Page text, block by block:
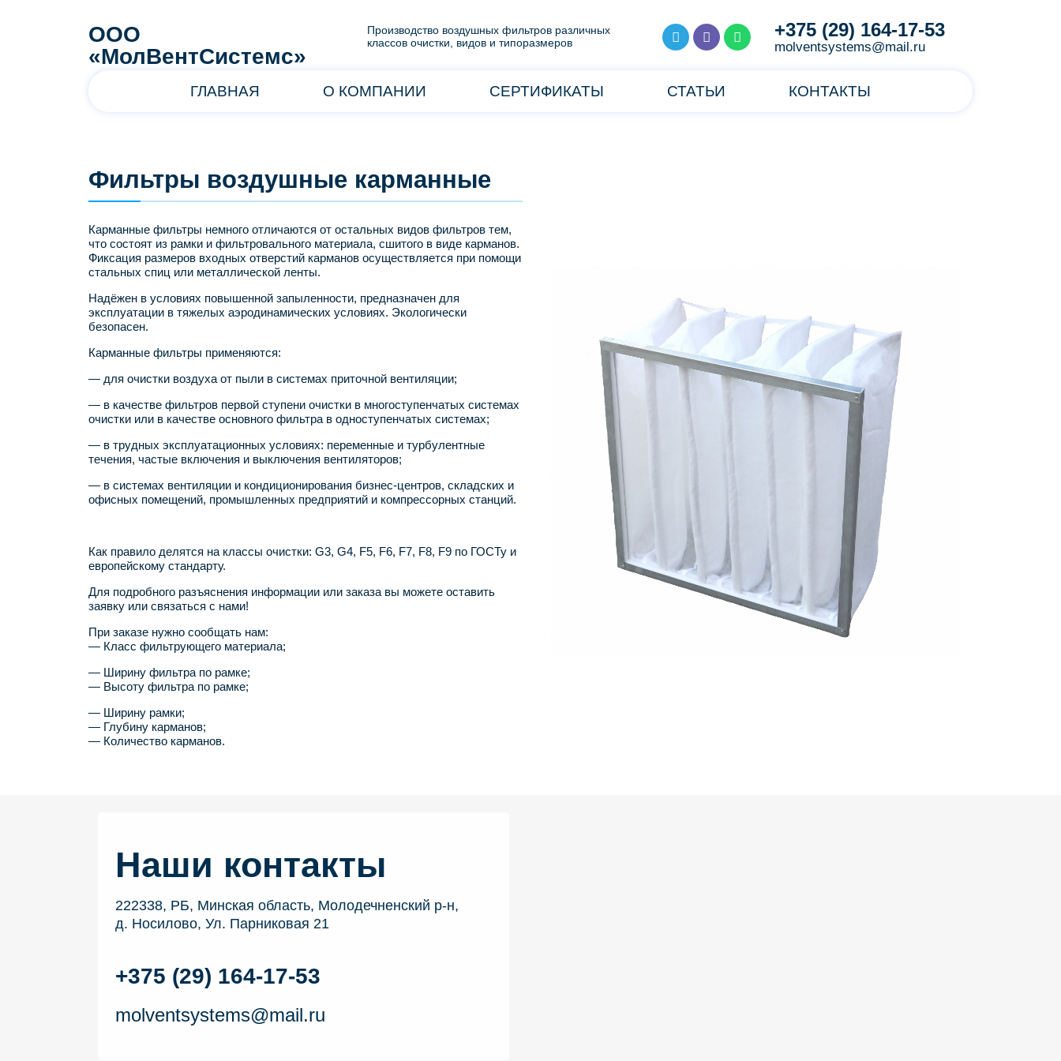
ООО
«МолВентСистемс»
Производство воздушных фильтров различных
классов очистки, видов и типоразмеров
+375 (29) 164-17-53
molventsystems@mail.ru
ГЛАВНАЯ О КОМПАНИИ СЕРТИФИКАТЫ СТАТЬИ КОНТАКТЫ
Фильтры воздушные карманные
Карманные фильтры немного отличаются от остальных видов фильтров тем,
что состоят из рамки и фильтровального материала, сшитого в виде карманов.
Фиксация размеров входных отверстий карманов осуществляется при помощи
стальных спиц или металлической ленты.
Надёжен в условиях повышенной запыленности, предназначен для
эксплуатации в тяжелых аэродинамических условиях. Экологически
безопасен.
Карманные фильтры применяются:
— для очистки воздуха от пыли в системах приточной вентиляции;
— в качестве фильтров первой ступени очистки в многоступенчатых системах
очистки или в качестве основного фильтра в одноступенчатых системах;
— в трудных эксплуатационных условиях: переменные и турбулентные
течения, частые включения и выключения вентиляторов;
— в системах вентиляции и кондиционирования бизнес-центров, складских и
офисных помещений, промышленных предприятий и компрессорных станций.
Как правило делятся на классы очистки: G3, G4, F5, F6, F7, F8, F9 по ГОСТу и
европейскому стандарту.
Для подробного разъяснения информации или заказа вы можете оставить
заявку или связаться с нами!
При заказе нужно сообщать нам:
— Класс фильтрующего материала;
— Ширину фильтра по рамке;
— Высоту фильтра по рамке;
— Ширину рамки;
— Глубину карманов;
— Количество карманов.
Наши контакты
222338, РБ, Минская область, Молодечненский р-н,
д. Носилово, Ул. Парниковая 21
+375 (29) 164-17-53
molventsystems@mail.ru